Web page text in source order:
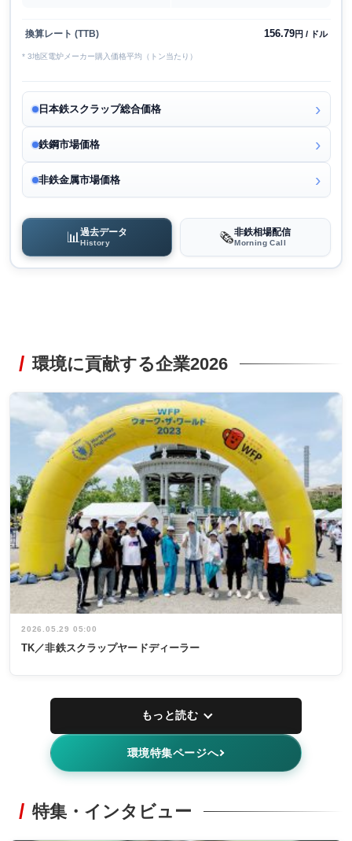
換算レート (TTB) 156.79円 / ドル
* 3地区電炉メーカー購入価格平均（トン当たり）
日本鉄スクラップ総合価格
鉄鋼市場価格
非鉄金属市場価格
📊過去データ
History 🗞️非鉄相場配信
Morning Call
環境に貢献する企業2026
2026.05.29 05:00
TK／非鉄スクラップヤードディーラー
もっと読む
環境特集ページへ
特集・インタビュー